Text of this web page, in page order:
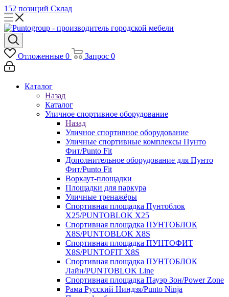
152 позиций Склад
Отложенные 0 Запрос 0
Каталог
Назад
Каталог
Уличное спортивное оборудование
Назад
Уличное спортивное оборудование
Уличные спортивные комплексы Пунто
Фит/Punto Fit
Дополнительное оборудование для Пунто
Фит/Punto Fit
Воркаут-площадки
Площадки для паркура
Уличные тренажёры
Спортивная площадка Пунтоблок
Х25/PUNTOBLOK X25
Спортивная площадка ПУНТОБЛОК
X8S/PUNTOBLOK X8S
Спортивная площадка ПУНТОФИТ
X8S/PUNTOFIT X8S
Спортивная площадка ПУНТОБЛОК
Лайн/PUNTOBLOK Line
Спортивная площадка Пауэр Зон/Power Zone
Рама Русский Ниндзя/Punto Ninja